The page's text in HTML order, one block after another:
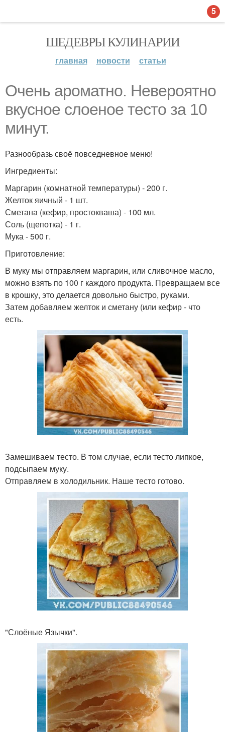
ШЕДЕВРЫ КУЛИНАРИИ
главная новости статьи
Очень ароматно. Невероятно
вкусное слоеное тесто за 10
минут.
Разнообразь своё повседневное меню!
Ингредиенты:
Маргарин (комнатной температуры) - 200 г.
Желток яичный - 1 шт.
Сметана (кефир, простокваша) - 100 мл.
Соль (щепотка) - 1 г.
Мука - 500 г.
Приготовление:
В муку мы отправляем маргарин, или сливочное масло,
можно взять по 100 г каждого продукта. Превращаем все
в крошку, это делается довольно быстро, руками.
Затем добавляем желток и сметану (или кефир - что
есть.
Замешиваем тесто. В том случае, если тесто липкое,
подсыпаем муку.
Отправляем в холодильник. Наше тесто готово.
"Слоёные Язычки".
5